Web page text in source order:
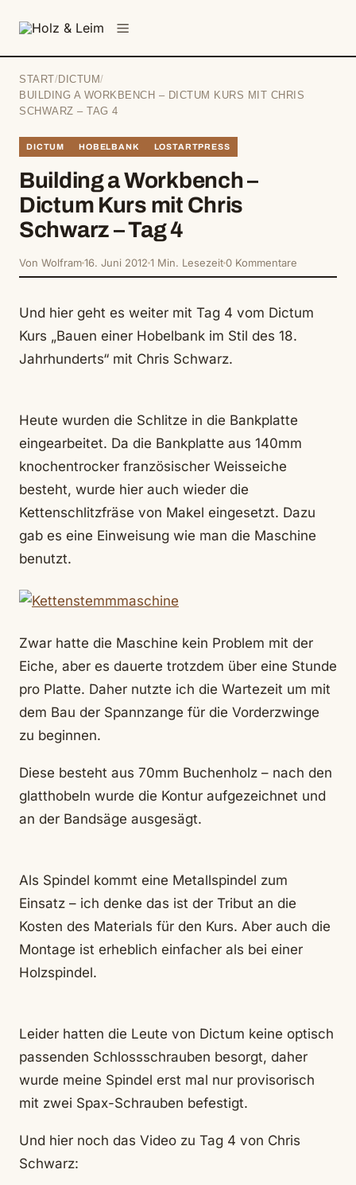
START / DICTUM/
BUILDING A WORKBENCH – DICTUM KURS MIT CHRIS
SCHWARZ – TAG 4
DICTUM HOBELBANK LOSTARTPRESS
Building a Workbench –
Dictum Kurs mit Chris
Schwarz – Tag 4
Von Wolfram16. Juni 2012 1 Min. Lesezeit0 Kommentare
Und hier geht es weiter mit Tag 4 vom Dictum
Kurs „Bauen einer Hobelbank im Stil des 18.
Jahrhunderts“ mit Chris Schwarz.
Heute wurden die Schlitze in die Bankplatte
eingearbeitet. Da die Bankplatte aus 140mm
knochentrocker französischer Weisseiche
besteht, wurde hier auch wieder die
Kettenschlitzfräse von Makel eingesetzt. Dazu
gab es eine Einweisung wie man die Maschine
benutzt.
Zwar hatte die Maschine kein Problem mit der
Eiche, aber es dauerte trotzdem über eine Stunde
pro Platte. Daher nutzte ich die Wartezeit um mit
dem Bau der Spannzange für die Vorderzwinge
zu beginnen.
Diese besteht aus 70mm Buchenholz – nach den
glatthobeln wurde die Kontur aufgezeichnet und
an der Bandsäge ausgesägt.
Als Spindel kommt eine Metallspindel zum
Einsatz – ich denke das ist der Tribut an die
Kosten des Materials für den Kurs. Aber auch die
Montage ist erheblich einfacher als bei einer
Holzspindel.
Leider hatten die Leute von Dictum keine optisch
passenden Schlossschrauben besorgt, daher
wurde meine Spindel erst mal nur provisorisch
mit zwei Spax-Schrauben befestigt.
Und hier noch das Video zu Tag 4 von Chris
Schwarz: